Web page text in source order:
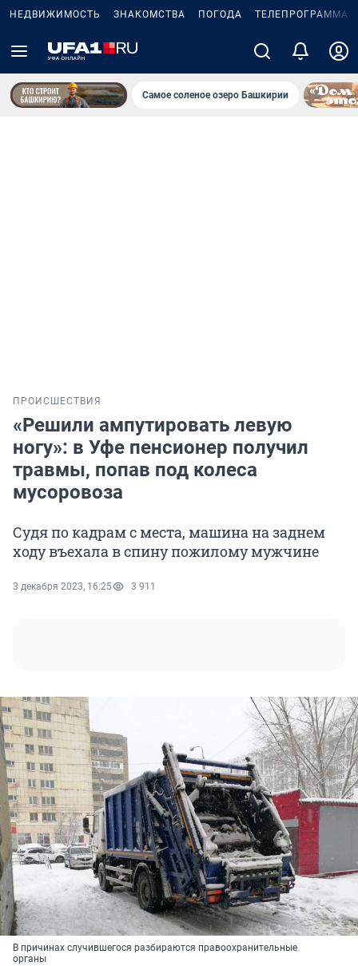
НЕДВИЖИМОСТЬ ЗНАКОМСТВА ПОГОДА ТЕЛЕПРОГРАММА
Самое соленое озеро Башкирии
ПРОИСШЕСТВИЯ
«Решили ампутировать левую
ногу»: в Уфе пенсионер получил
травмы, попав под колеса
мусоровоза
Судя по кадрам с места, машина на заднем
ходу въехала в спину пожилому мужчине
3 декабря 2023, 16:25 3 911
В причинах случившегося разбираются правоохранительные
органы